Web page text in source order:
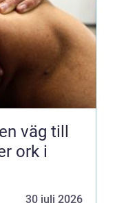
ork i
30 juli 2026